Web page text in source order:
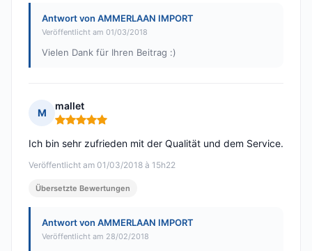
Antwort von AMMERLAAN IMPORT
Veröffentlicht am 01/03/2018
Vielen Dank für Ihren Beitrag :)
M
mallet
Hinweis: 5 von 5
Veröffentlicht am 01/03/2018 à 15h22
Ich bin sehr zufrieden mit der Qualität und dem Service.
Übersetzte Bewertungen
Antwort von AMMERLAAN IMPORT
Veröffentlicht am 28/02/2018